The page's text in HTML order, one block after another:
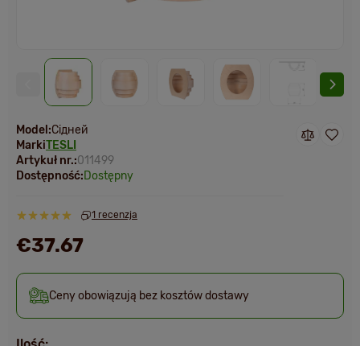
Model:Сідней
MarkiTESLI
Artykuł nr.:011499
Dostępność:Dostępny
Ceny obowiązują bez kosztów dostawy
1 recenzja
€37.67